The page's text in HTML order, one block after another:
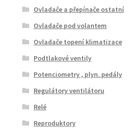
Ovladače a přepínače ostatní
Ovladače pod volantem
Ovladače topení klimatizace
Podtlakové ventily
Potenciometry , plyn. pedály
Regulátory ventilátoru
Relé
Reproduktory